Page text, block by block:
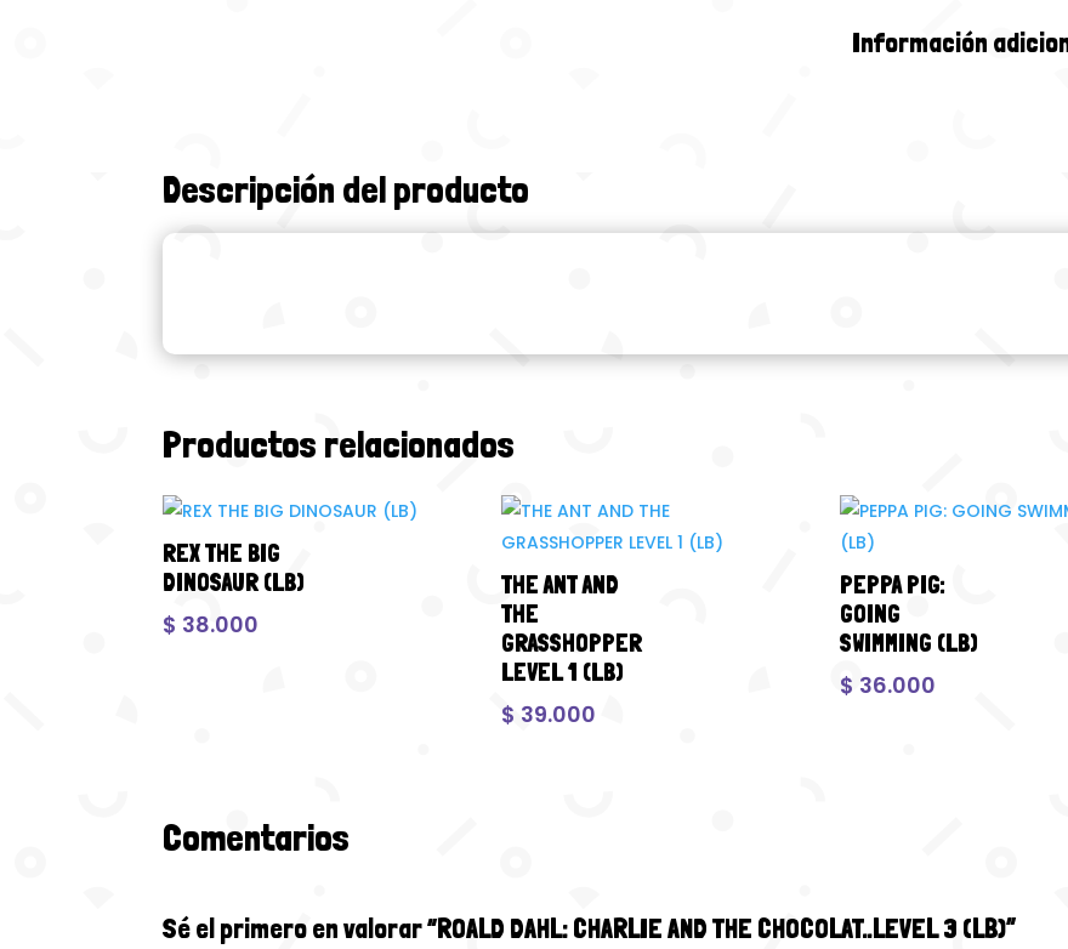
CHOCOLAT..LEVEL
Información
Descripción del producto
Productos relacionados
REX THE BIG
DINOSAUR (LB)
$ 38.000
THE ANT AND
THE
GRASSHOPPER
LEVEL 1 (LB)
$ 39.000
PEPPA PIG:
GOING
SWIMMING (LB)
$ 36.000
Comentarios
Sé el primero en valorar “ROALD DAHL: CHARLIE AND THE CHOCOLAT..LEVEL 3 (LB)”